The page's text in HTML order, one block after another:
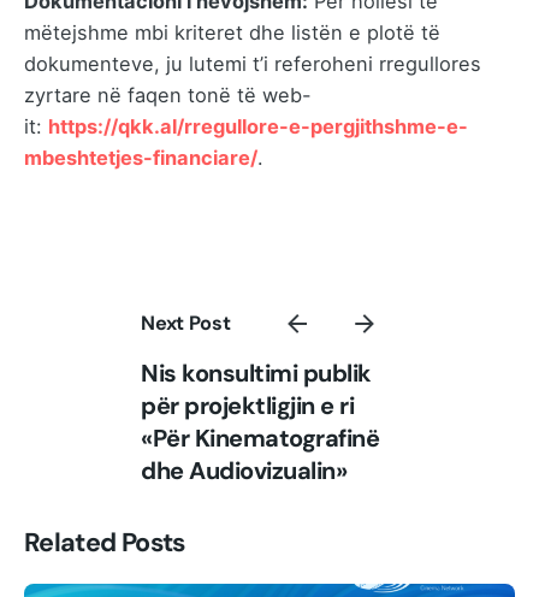
mëtejshme mbi kriteret dhe listën e plotë të
dokumenteve, ju lutemi t’i referoheni rregullores
zyrtare në faqen tonë të web-
it: https://qkk.al/rregullore-e-pergjithshme-e-
mbeshtetjes-financiare/.
Next Post
Nis konsultimi publik
për projektligjin e ri
«Për Kinematografinë
dhe Audiovizualin»
Related Posts